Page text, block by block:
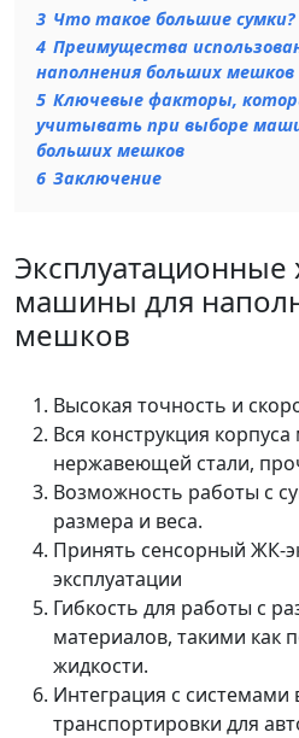
3 Что такое большие сумки?
4 Преимущества
наполнения больших мешков
5 Ключевые факторы,
учитывать при выборе
больших мешков
6 Заключение
Эксплуатационные
машины для
мешков
Высокая точность и
Вся конструкция
нержавеющей стали,
Возможность работы с
размера и веса.
Принять сенсорный ЖК-
эксплуатации
Гибкость для работы с
материалов, такими как
жидкости.
Интеграция с системами
транспортировки для